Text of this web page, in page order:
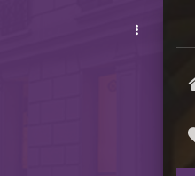
more_vert